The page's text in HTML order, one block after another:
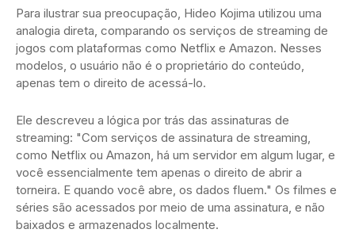
Para ilustrar sua preocupação, Hideo Kojima utilizou uma
analogia direta, comparando os serviços de streaming de
jogos com plataformas como Netflix e Amazon. Nesses
modelos, o usuário não é o proprietário do conteúdo,
apenas tem o direito de acessá-lo.
Ele descreveu a lógica por trás das assinaturas de
streaming: "Com serviços de assinatura de streaming,
como Netflix ou Amazon, há um servidor em algum lugar, e
você essencialmente tem apenas o direito de abrir a
torneira. E quando você abre, os dados fluem." Os filmes e
séries são acessados por meio de uma assinatura, e não
baixados e armazenados localmente.